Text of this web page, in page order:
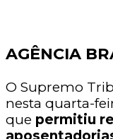
AGÊNCIA
O Supremo
nesta quarta-
que permitiu